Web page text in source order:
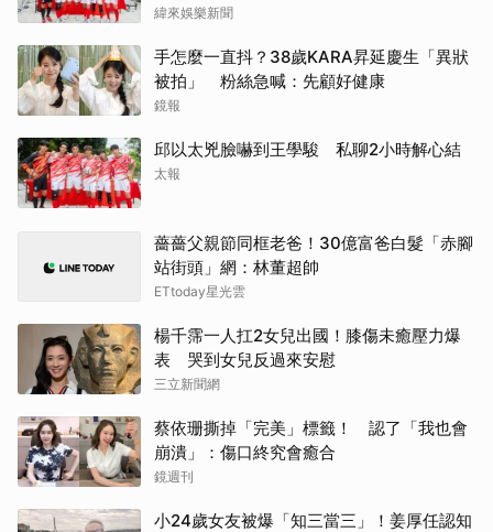
緯來娛樂新聞
手怎麼一直抖？38歲KARA昇延慶生「異狀
被拍」 粉絲急喊：先顧好健康
鏡報
邱以太兇臉嚇到王學駿 私聊2小時解心結
太報
薔薔父親節同框老爸！30億富爸白髮「赤腳
站街頭」網：林董超帥
ETtoday星光雲
楊千霈一人扛2女兒出國！膝傷未癒壓力爆
表 哭到女兒反過來安慰
三立新聞網
蔡依珊撕掉「完美」標籤！ 認了「我也會
崩潰」：傷口終究會癒合
鏡週刊
小24歲女友被爆「知三當三」！姜厚任認知